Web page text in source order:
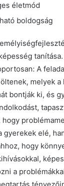
életmód
boldogság
tanítása.
A
melyek a
bontják ki, és
hogy
elé,
hogy
a